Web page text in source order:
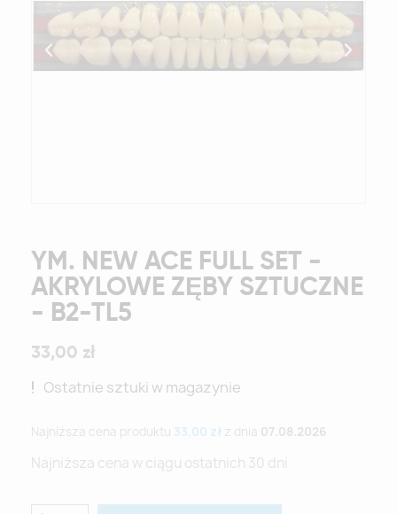
YM. NEW ACE FULL SET -
AKRYLOWE ZĘBY SZTUCZNE
- B2-TL5
33,00 zł
Ostatnie sztuki w magazynie
Najniższa cena produktu 33,00 zł z dnia 07.08.2026
Najniższa cena w ciągu ostatnich 30 dni